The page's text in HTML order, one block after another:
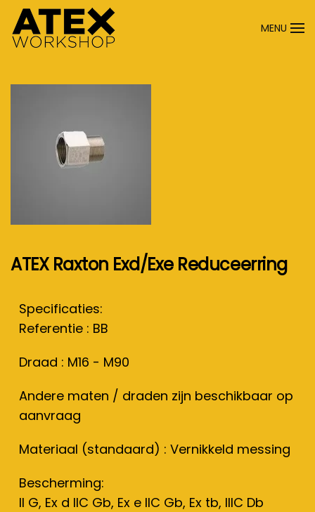
Terug naar hoofdinhoud
MENU
ATEX Raxton Exd/Exe Reduceerring
Specificaties:
Referentie : BB
Draad : M16 - M90
Andere maten / draden zijn beschikbaar op
aanvraag
Materiaal (standaard) : Vernikkeld messing
Bescherming:
II G, Ex d IIC Gb, Ex e IIC Gb, Ex tb, IIIC Db